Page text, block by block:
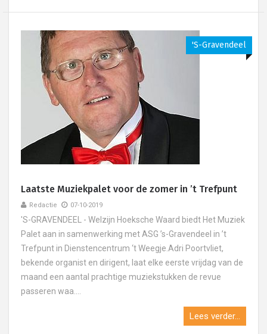
's-Gravendeel
Laatste Muziekpalet voor de zomer in ’t Trefpunt
Redactie 07-10-2019
'S-GRAVENDEEL - Welzijn Hoeksche Waard biedt Het Muziek
Palet aan in samenwerking met ASG ’s-Gravendeel in ’t
Trefpunt in Dienstencentrum ‘t Weegje.Adri Poortvliet,
bekende organist en dirigent, laat elke eerste vrijdag van de
maand een aantal prachtige muziekstukken de revue
passeren waa....
Lees verder...